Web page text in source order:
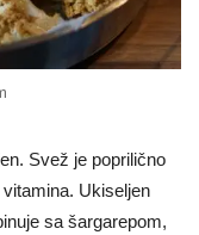
Svež je poprilično
Ukiseljen
sa šargarepom,